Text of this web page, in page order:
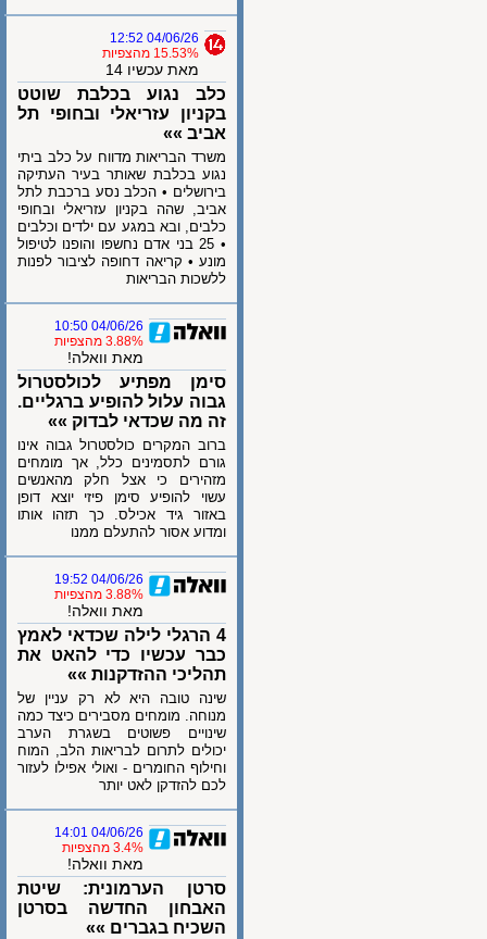
04/06/26 12:52
15.53% מהצפיות
מאת עכשיו 14
כלב נגוע בכלבת שוטט
בקניון עזריאלי ובחופי תל
אביב »»
משרד הבריאות מדווח על כלב ביתי
נגוע בכלבת שאותר בעיר העתיקה
בירושלים • הכלב נסע ברכבת לתל
אביב, שהה בקניון עזריאלי ובחופי
כלבים, ובא במגע עם ילדים וכלבים
• 25 בני אדם נחשפו והופנו לטיפול
מונע • קריאה דחופה לציבור לפנות
ללשכות הבריאות
04/06/26 10:50
3.88% מהצפיות
מאת וואלה!
סימן מפתיע לכולסטרול
גבוה עלול להופיע ברגליים.
זה מה שכדאי לבדוק »»
ברוב המקרים כולסטרול גבוה אינו
גורם לתסמינים כלל, אך מומחים
מזהירים כי אצל חלק מהאנשים
עשוי להופיע סימן פיזי יוצא דופן
באזור גיד אכילס. כך תזהו אותו
ומדוע אסור להתעלם ממנו
04/06/26 19:52
3.88% מהצפיות
מאת וואלה!
4 הרגלי לילה שכדאי לאמץ
כבר עכשיו כדי להאט את
תהליכי ההזדקנות »»
שינה טובה היא לא רק עניין של
מנוחה. מומחים מסבירים כיצד כמה
שינויים פשוטים בשגרת הערב
יכולים לתרום לבריאות הלב, המוח
וחילוף החומרים - ואולי אפילו לעזור
לכם להזדקן לאט יותר
04/06/26 14:01
3.4% מהצפיות
מאת וואלה!
סרטן הערמונית: שיטת
האבחון החדשה בסרטן
השכיח בגברים »»